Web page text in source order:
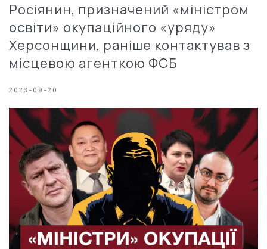
Росіянин, призначений «міністром
освіти» окупаційного «уряду»
Херсонщини, раніше контактував з
місцевою агенткою ФСБ
2023-09-20